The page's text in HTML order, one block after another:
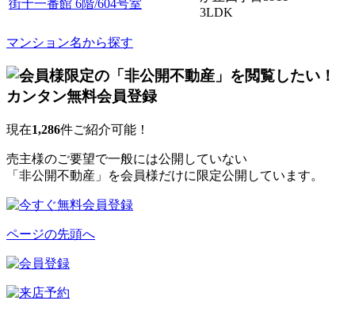
街十一番館 6階/604号室
3LDK
マンション名から探す
現在1,286件ご紹介可能！
売主様のご要望で一般には公開していない
「非公開不動産」を会員様だけに限定公開しています。
ページの先頭へ